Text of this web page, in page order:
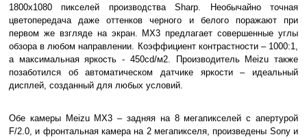
1800x1080 пикселей производства Sharp. Необычайно точная
цветопередача даже оттенков черного и белого поражают при
первом же взгляде на экран. MX3 предлагает совершенные углы
обзора в любом направлении. Коэффициент контрастности – 1000:1,
а максимальная яркость - 450cd/м2. Производитель Meizu также
позаботился об автоматическом датчике яркости – идеальный
дисплей, созданный для любых условий.
Обе камеры Meizu MX3 – задняя на 8 мегапикселей с апертурой
F/2.0, и фронтальная камера на 2 мегапикселя, произведены Sony и